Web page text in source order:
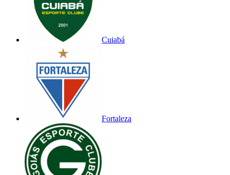
Cuiabá
Fortaleza